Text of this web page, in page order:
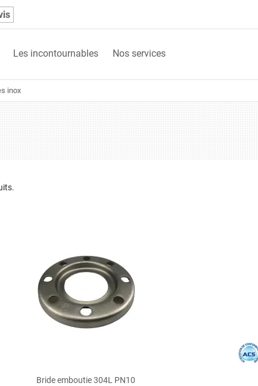
Les incontournables Nos services
inox
Aperçu rapide
Bride emboutie 304L PN10